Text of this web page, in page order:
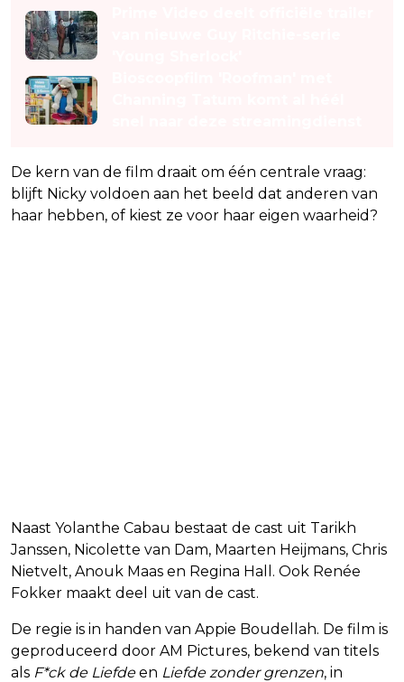
De kern van de film draait om één centrale vraag:
blijft Nicky voldoen aan het beeld dat anderen van
haar hebben, of kiest ze voor haar eigen waarheid?
Naast Yolanthe Cabau bestaat de cast uit Tarikh
Janssen, Nicolette van Dam, Maarten Heijmans, Chris
Nietvelt, Anouk Maas en Regina Hall. Ook Renée
Fokker maakt deel uit van de cast.
De regie is in handen van Appie Boudellah. De film is
geproduceerd door AM Pictures, bekend van titels
als F*ck de Liefdeen Liefde zonder grenzen, in